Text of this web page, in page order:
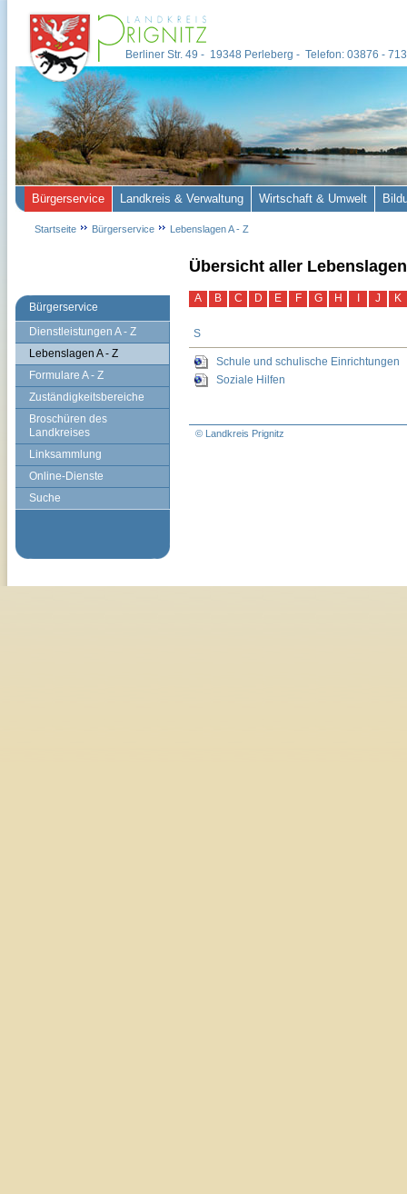
Bürgerservice
Dienstleistungen A - Z
Lebenslagen A - Z
Formulare A - Z
Zuständigkeitsbereiche
Broschüren des
Landkreises
Linksammlung
Online-Dienste
Suche
Übersicht aller Lebenslagen
A B C D E F G H J K
S
Schule und schulische Einrichtungen
Soziale Hilfen
© Landkreis Prignitz
Berliner Str. 49 - 19348 Perleberg - Telefon: 03876 -
Bürgerservice Landkreis & Verwaltung Wirtschaft & Umwelt
Startseite Bürgerservice Lebenslagen A - Z